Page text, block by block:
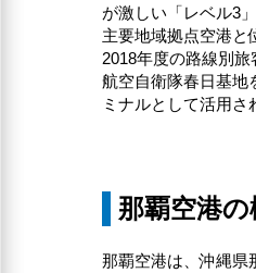
が激しい「レベル3
主要地域拠点空港と
2018年度の路線別
航空自衛隊春日基地
ミナルとして活用さ
那覇空港の
那覇空港は、沖縄県